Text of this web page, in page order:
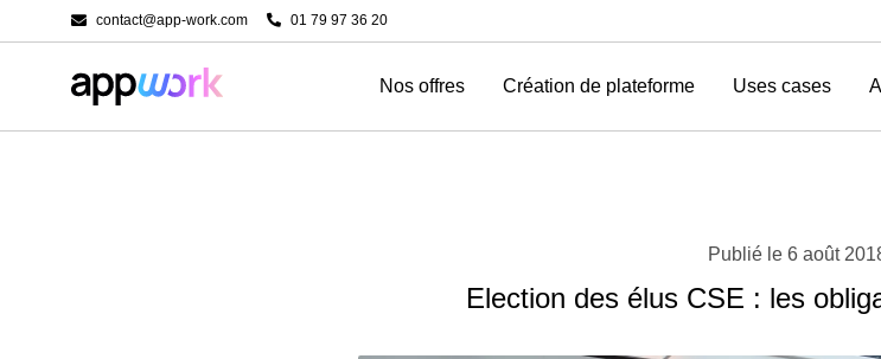
contact@app-work.com 01 79 97 36 20
Nos offres Création de plateforme Uses cases
Publié le 6 août
Election des élus CSE : les